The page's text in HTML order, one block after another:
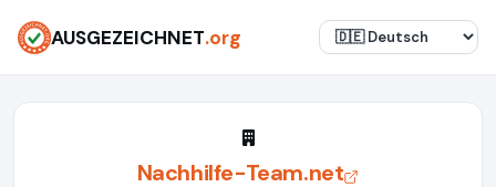
AUSGEZEICHNET.org
Nachhilfe-Team.net